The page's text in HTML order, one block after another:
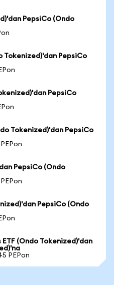
PepsiCo (Ondo
Tokenized)'dan PepsiCo
PepsiCo
Tokenized)'dan PepsiCo
PepsiCo (Ondo
PepsiCo (Ondo
(Ondo Tokenized)'dan
PEPon